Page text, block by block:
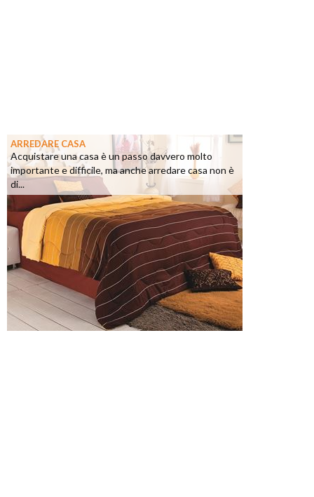
ARREDARE CASA
Acquistare una casa è un passo davvero molto
importante e difficile, ma anche arredare casa non è
di...